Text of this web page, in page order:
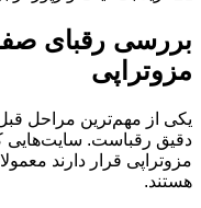
بررسی رقبای
مزوتراپی
یکی از مهم‌ترین مراحل
دقیق رقباست. سایت‌هایی
مزوتراپی قرار دارند
هستند.